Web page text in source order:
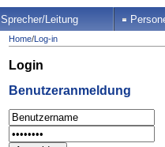
Sprecher/Leitung
Home/Log-in
Login
Benutzeranmeldung